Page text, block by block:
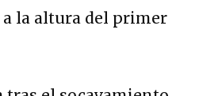
a la altura del primer